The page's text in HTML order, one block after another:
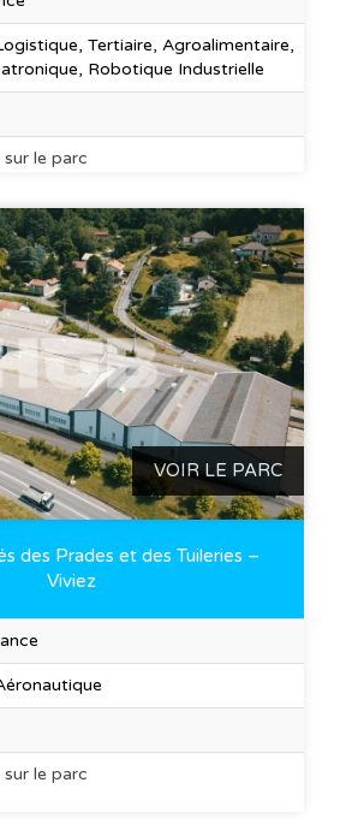
Tertiaire, Agroalimentaire,
Robotique Industrielle
le parc
VOIR LE PARC
des Prades et des Tuileries –
Viviez
le parc